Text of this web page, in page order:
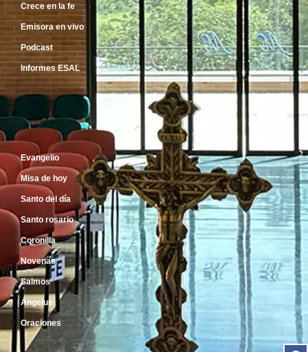
Crece en la fe
Emisora en vivo
Podcast
Informes ESAL
Inicio
Evangelio
Misa de hoy
Santo del día
Santo rosario
Coronilla
Novenas
Salmos
Ángelus
Oraciones